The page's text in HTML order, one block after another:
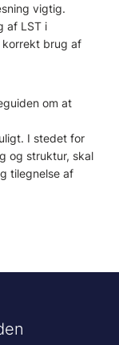
vigtig.
af LST i
korrekt brug af
om at
I stedet for
og struktur, skal
tilegnelse af